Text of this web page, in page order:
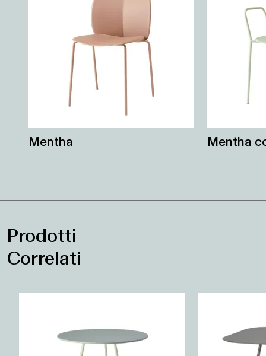
Mentha Mentha
Prodotti
Correlati